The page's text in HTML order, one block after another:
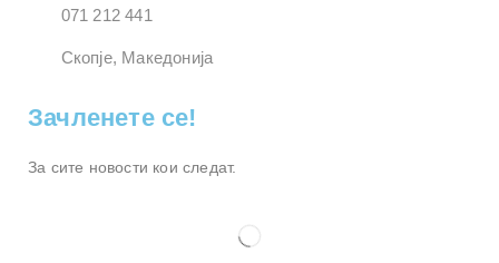
071 212 441
Скопје, Македонија
Зачленете се!
За сите новости кои следат.